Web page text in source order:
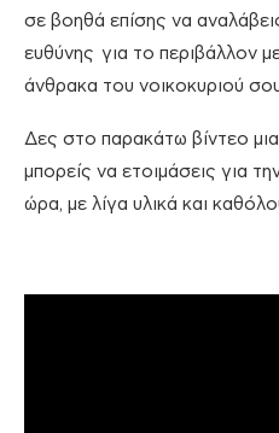
σε βοηθά επίσης να
ευθύνης για το περιβάλλον
άνθρακα του νοικοκυριού
Δες στο παρακάτω βίντεο
μπορείς να ετοιμάσεις για
ώρα, με λίγα υλικά και